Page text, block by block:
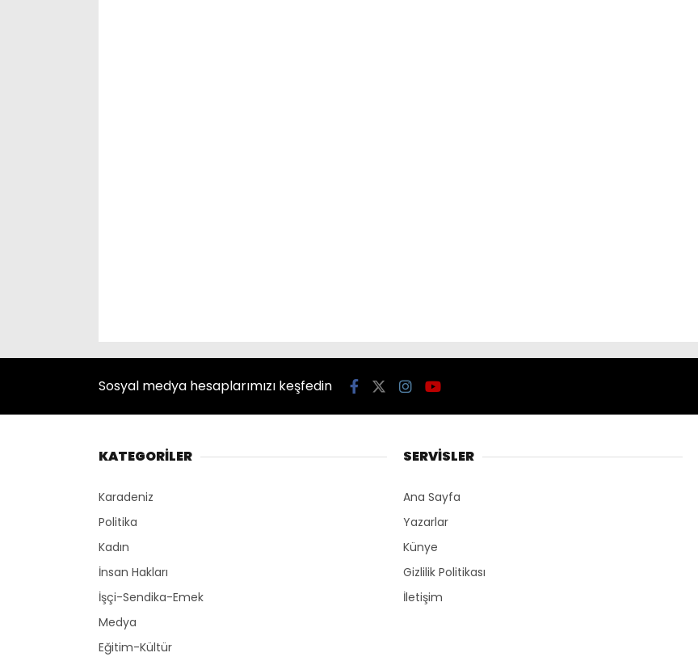
Sosyal medya hesaplarımızı keşfedin
KATEGORİLER
Karadeniz
Politika
Kadın
İnsan Hakları
İşçi-Sendika-Emek
Medya
Eğitim-Kültür
SERVİSLER
Ana Sayfa
Yazarlar
Künye
Gizlilik Politikası
İletişim